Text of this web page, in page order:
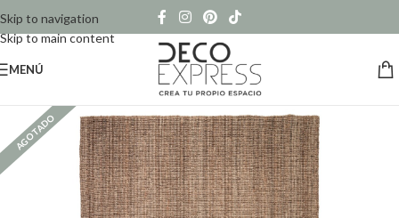
Skip to navigation
Skip to main content
MENÚ
AGOTADO